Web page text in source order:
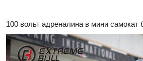
100 вольт адреналина в мини самокат